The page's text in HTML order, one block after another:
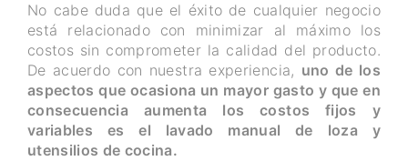
No cabe duda que el éxito de cualquier negocio
está relacionado con minimizar al máximo los
costos sin comprometer la calidad del producto.
De acuerdo con nuestra experiencia, uno de los
aspectos que ocasiona un mayor gasto y que en
consecuencia aumenta los costos fijos y
variables es el lavado manual de loza y
utensilios de cocina.